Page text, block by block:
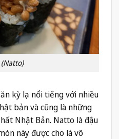
kỳ lạ nổi tiếng với nhiều
bản và cũng là những
Nhật Bản. Natto là đậu
này được cho là vô